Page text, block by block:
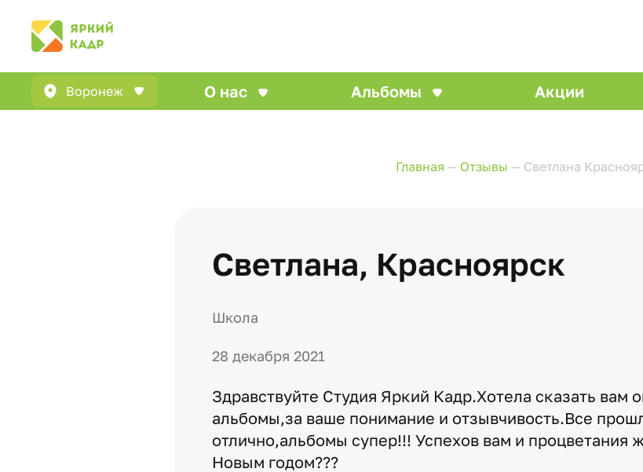
Воронеж О нас Альбомы Акции
Главная — Отзывы — Светлана
Светлана, Красноярск
Школа
28 декабря 2021
Здравствуйте Студия Яркий Кадр.Хотела сказать вам
альбомы,за ваше понимание и отзывчивость.Все
отлично,альбомы супер!!! Успехов вам и процветания
Новым годом???